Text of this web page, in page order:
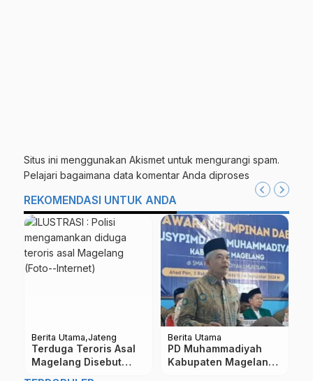
Situs ini menggunakan Akismet untuk mengurangi spam.
Pelajari bagaimana data komentar Anda diproses
REKOMENDASI UNTUK ANDA
Berita Utama Jateng
Terduga Teroris Asal
Magelang Disebut
Berita Utama
PD Muhammadiyah
Kabupaten Magelang